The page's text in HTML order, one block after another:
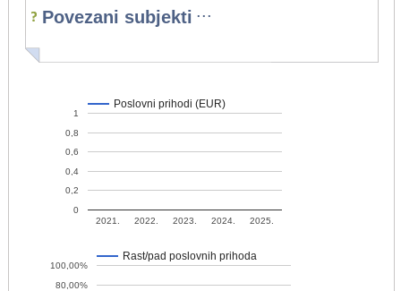
Povezani subjekti ...
Poslovni prihodi (EUR)
2021. 2022. 2023. 2024. 2025.
0
0,2
0,4
0,6
0,8
1
Rast/pad poslovnih prihoda
80,00%
100,00%